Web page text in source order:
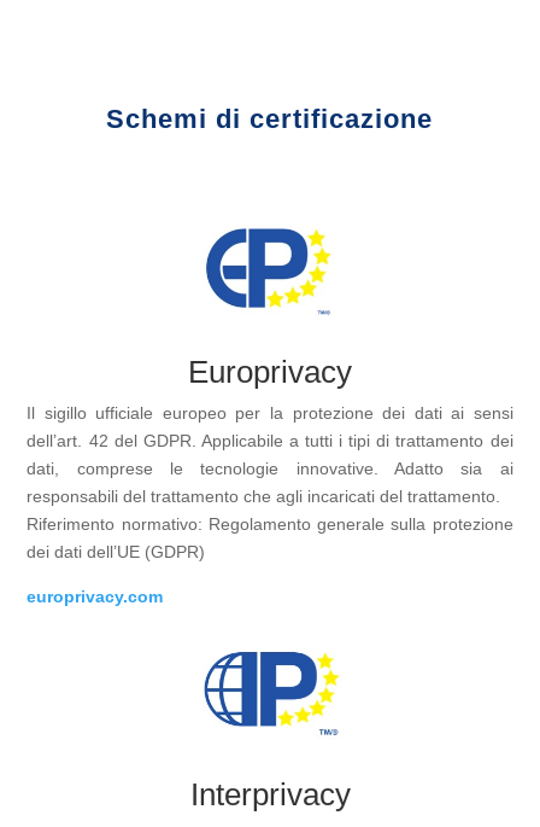
Schemi di certificazione
Europrivacy
Il sigillo ufficiale europeo per la protezione dei dati ai sensi
dell’art. 42 del GDPR. Applicabile a tutti i tipi di trattamento dei
dati, comprese le tecnologie innovative. Adatto sia ai
responsabili del trattamento che agli incaricati del trattamento.
Riferimento normativo: Regolamento generale sulla protezione
dei dati dell’UE (GDPR)
europrivacy.com
Interprivacy